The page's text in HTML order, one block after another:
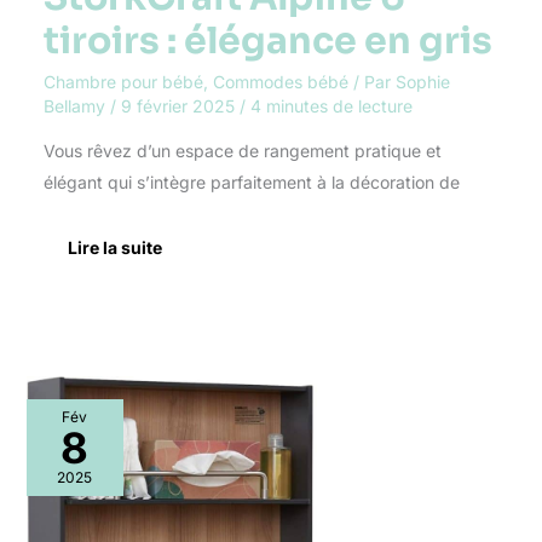
tiroirs : élégance en gris
Chambre pour bébé, Commodes bébé/ Par Sophie
Bellamy / 9 février 2025 / 4 minutes de lecture
Vous rêvez d’un espace de rangement pratique et
élégant qui s’intègre parfaitement à la décoration de
Lire la suite
Fév
8
2025
Test
KEMMLIT
Delicias
Timkid
kawa